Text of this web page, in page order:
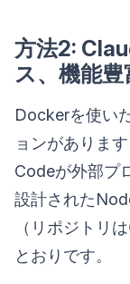
方法2:
ス、機能豊
Dockerを使い
ョンがあります
Codeが外部プ
設計された
（リポジトリは
とおりです。